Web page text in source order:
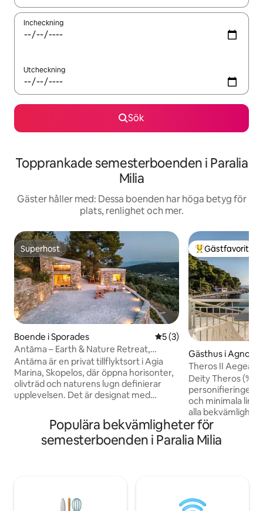
Incheckning
Utcheckning
Sök
Topprankade semesterboenden i Paralia
Milia
Gäster håller med: Dessa boenden har höga betyg för
plats, renlighet och mer.
Superhost
Superhost
Boende i Sporades 5 av 5 i genomsnittligt
5 (3)
Antāma – Earth & Nature Retreat,
Skopelos
Antāma är en privat tillflyktsort i Agia
Marina, Skopelos, där öppna horisonter,
olivträd och naturens lugn definierar
upplevelsen. Det är designat med
omgivningen med oavbruten utsikt över
hav och kullar. Tillbringa dina dagar vid
den privata poolen, njut av solen och
återförenas med det som betyder något
– vila, natur och lugn.
Populär
Gästfavorit
Gästhus i
Theros II Aegean
Skopelos
Deity Theros (% {
personifieringen av
och minimala
alla
boende
dominerande
storslagna
kommer omkring
Populära bekvämligheter för
semesterboenden i Paralia Milia